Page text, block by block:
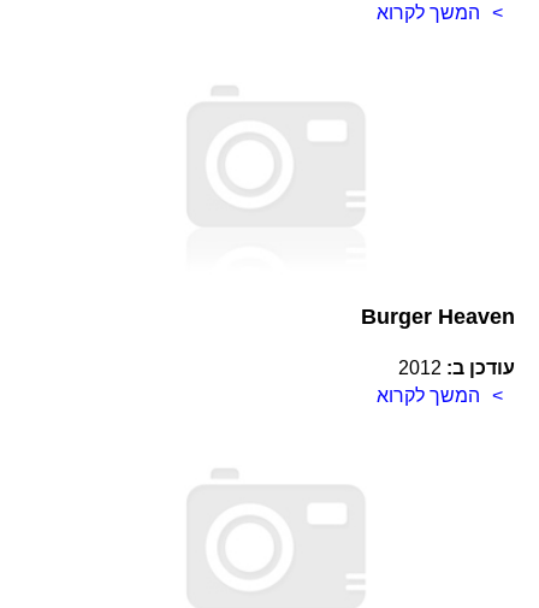
המשך לקרוא
Burger Heaven
עודכן ב: 2012
המשך לקרוא